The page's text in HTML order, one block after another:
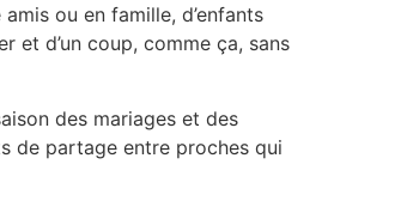
ou en famille, d’enfants
et d’un coup, comme ça, sans
des mariages et des
de partage entre proches qui